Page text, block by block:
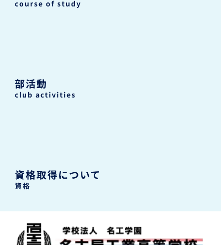
course of study
部活動
club activities
資格取得について
資格